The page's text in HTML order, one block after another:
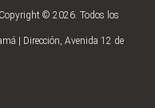
© 2026. Todos los
| Dirección, Avenida 12 de